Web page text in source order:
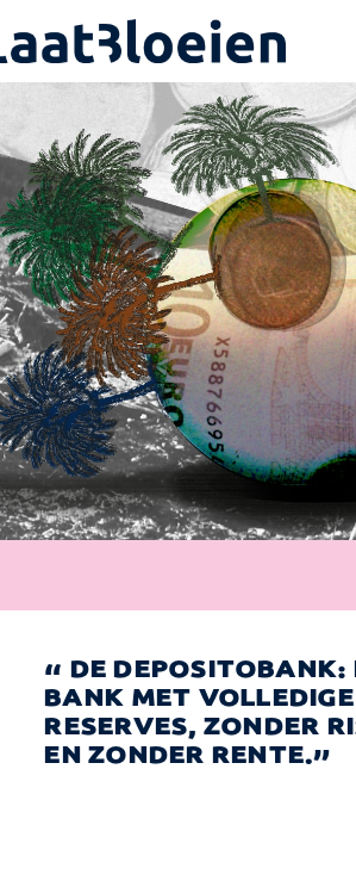
DE DEPOSITOBANK:
BANK MET VOLLEDIGE
RESERVES, ZONDER
EN ZONDER RENTE.